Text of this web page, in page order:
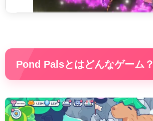
Pond Palsとはどんなゲーム？